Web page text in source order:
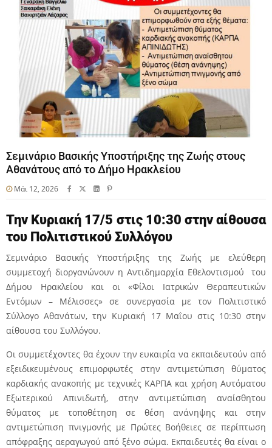
Σεμινάριο Βασικής Υποστήριξης της Ζωής στους
Αθανάτους από το Δήμο Ηρακλείου
Μάι 12, 2026
Την Κυριακή 17/5 στις 10:30 στην αίθουσα
του Πολιτιστικού Συλλόγου
Σεμινάριο Βασικής Υποστήριξης της Ζωής με ελεύθερη
συμμετοχή διοργανώνουν η Αντιδημαρχία Εθελοντισμού του
Δήμου Ηρακλείου και οι «Φίλοι Ιατρικών Θεραπευτικών
Εντόμων – Μέλισσες» σε συνεργασία με τον Πολιτιστικό
Σύλλογο Αθανάτων, την Κυριακή 17 Μαΐου στις 10:30 στην
αίθουσα του Συλλόγου.
Οι συμμετέχοντες θα έχουν την ευκαιρία να εκπαιδευτούν από
εξειδικευμένους επιμορφωτές στην αντιμετώπιση θύματος
καρδιακής ανακοπής με τεχνικές ΚΑΡΠΑ και χρήση Αυτόματου
Εξωτερικού Απινιδωτή, στην αντιμετώπιση αναίσθητου
θύματος με τοποθέτηση σε θέση ανάνηψης και στην
αντιμετώπιση πνιγμονής με Πρώτες Βοήθειες σε περίπτωση
απόφραξης αεραγωγού από ξένο σώμα. Εκπαιδευτές θα είναι ο